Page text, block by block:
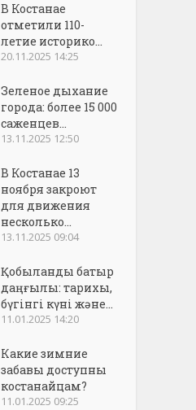
В Костанае
отметили 110-
летие историко...
20.11.2025 14:25
Зеленое дыхание
города: более 15 000
саженцев...
13.11.2025 12:50
В Костанае 13
ноября закроют
для движения
несколько...
13.11.2025 09:04
Қобыланды батыр
даңғылы: тарихы,
бүгінгі күні және...
11.01.2025 14:20
Какие зимние
забавы доступны
костанайцам?
11.01.2025 09:25